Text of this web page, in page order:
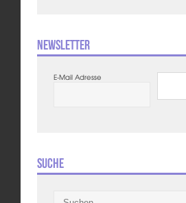
Newsletter
E-Mail Adresse
Suche